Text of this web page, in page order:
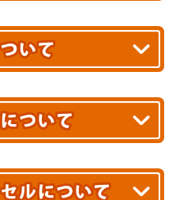
お届け!
対象です。
確認はこちら▶
じる可能性がございます。
けできません。
料!
律1,100円(税込)
者
カード